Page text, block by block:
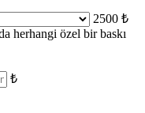
2500 ₺
herhangi özel bir baskı
₺